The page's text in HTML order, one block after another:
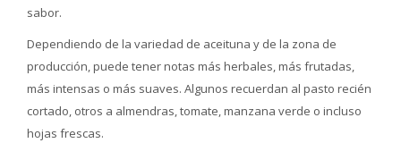
sabor.
Dependiendo de la variedad de aceituna y de la zona de
producción, puede tener notas más herbales, más frutadas,
más intensas o más suaves. Algunos recuerdan al pasto recién
cortado, otros a almendras, tomate, manzana verde o incluso
hojas frescas.